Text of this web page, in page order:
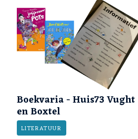
Boekvaria - Huis73 Vught
en Boxtel
LITERATUUR